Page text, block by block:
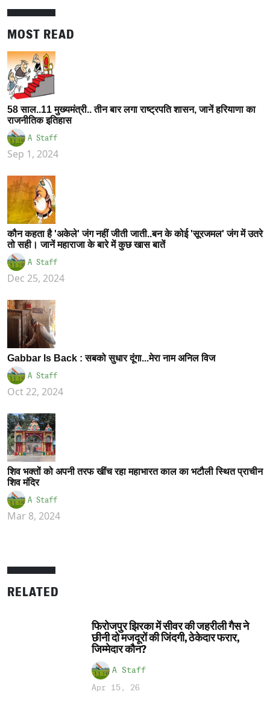
MOST READ
58 साल..11 मुख्यमंत्री.. तीन बार लगा राष्ट्रपति शासन, जानें हरियाणा का
राजनीतिक इतिहास
A Staff
Sep 1, 2024
कौन कहता है 'अकेले' जंग नहीं जीती जाती..बन के कोई 'सूरजमल' जंग में उतरे
तो सही। जानें महाराजा के बारे में कुछ खास बातें
A Staff
Dec 25, 2024
Gabbar Is Back : सबको सुधार दूंगा...मेरा नाम अनिल विज
A Staff
Oct 22, 2024
शिव भक्तों को अपनी तरफ खींच रहा महाभारत काल का भटौली स्थित प्राचीन
शिव मंदिर
A Staff
Mar 8, 2024
RELATED
फिरोजपुर झिरका में सीवर की जहरीली गैस ने
छीनी दो मजदूरों की जिंदगी, ठेकेदार फरार,
जिम्मेदार कौन?
A Staff
Apr 15, 26